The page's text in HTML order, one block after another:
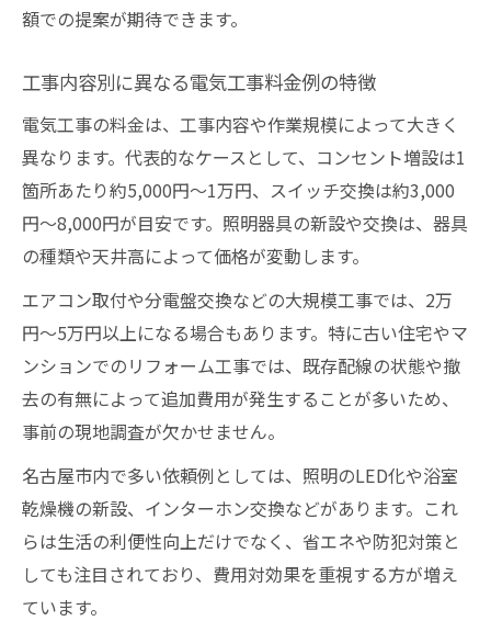
額での提案が期待できます。
工事内容別に異なる電気工事料金例の特徴
電気工事の料金は、工事内容や作業規模によって大きく
異なります。代表的なケースとして、コンセント増設は1
箇所あたり約5,000円～1万円、スイッチ交換は約3,000
円～8,000円が目安です。照明器具の新設や交換は、器具
の種類や天井高によって価格が変動します。
エアコン取付や分電盤交換などの大規模工事では、2万
円～5万円以上になる場合もあります。特に古い住宅やマ
ンションでのリフォーム工事では、既存配線の状態や撤
去の有無によって追加費用が発生することが多いため、
事前の現地調査が欠かせません。
名古屋市内で多い依頼例としては、照明のLED化や浴室
乾燥機の新設、インターホン交換などがあります。これ
らは生活の利便性向上だけでなく、省エネや防犯対策と
しても注目されており、費用対効果を重視する方が増え
ています。